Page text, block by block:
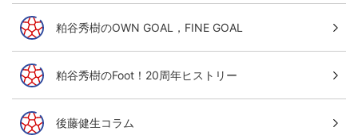
粕谷秀樹のOWN GOAL，FINE GOAL
粕谷秀樹のFoot！20周年ヒストリー
後藤健生コラム